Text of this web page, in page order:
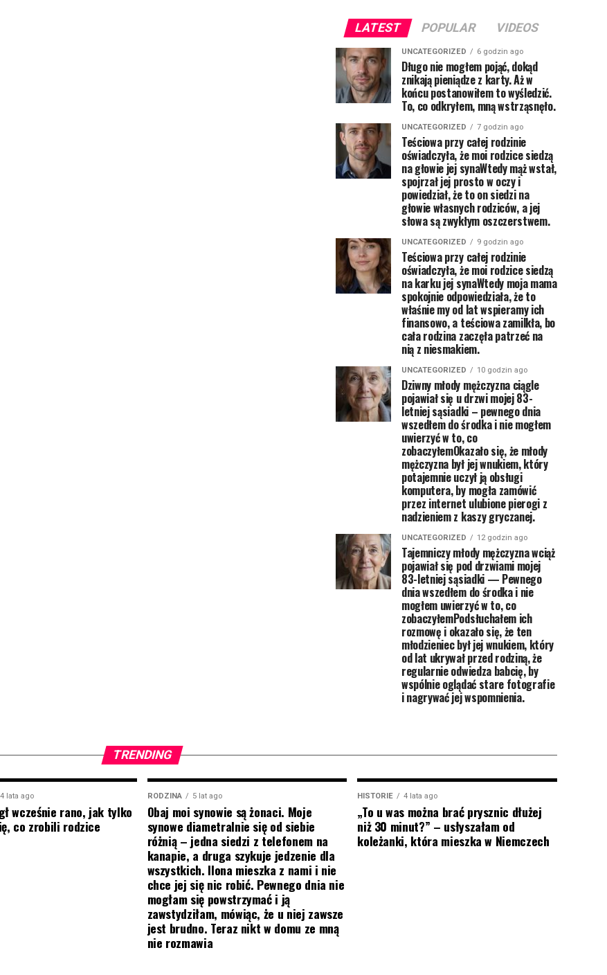
LATEST POPULAR VIDEOS
UNCATEGORIZED 6 godzin ago
Długo nie mogłem pojąć, dokąd
znikają pieniądze z karty. Aż w
końcu postanowiłem to wyśledzić.
To, co odkryłem, mną wstrząsnęło.
UNCATEGORIZED 7 godzin ago
Teściowa przy całej rodzinie
oświadczyła, że moi rodzice siedzą
na głowie jej synaWtedy mąż wstał,
spojrzał jej prosto w oczy i
powiedział, że to on siedzi na
głowie własnych rodziców, a jej
słowa są zwykłym oszczerstwem.
UNCATEGORIZED 9 godzin ago
Teściowa przy całej rodzinie
oświadczyła, że moi rodzice siedzą
na karku jej synaWtedy moja mama
spokojnie odpowiedziała, że to
właśnie my od lat wspieramy ich
finansowo, a teściowa zamilkła, bo
cała rodzina zaczęła patrzeć na
nią z niesmakiem.
UNCATEGORIZED 10 godzin ago
Dziwny młody mężczyzna ciągle
pojawiał się u drzwi mojej 83-
letniej sąsiadki – pewnego dnia
wszedłem do środka i nie mogłem
uwierzyć w to, co
zobaczyłemOkazało się, że młody
mężczyzna był jej wnukiem, który
potajemnie uczył ją obsługi
komputera, by mogła zamówić
przez internet ulubione pierogi z
nadzieniem z kaszy gryczanej.
UNCATEGORIZED 12 godzin ago
Tajemniczy młody mężczyzna wciąż
pojawiał się pod drzwiami mojej
83-letniej sąsiadki — Pewnego
dnia wszedłem do środka i nie
mogłem uwierzyć w to, co
zobaczyłemPodsłuchałem ich
rozmowę i okazało się, że ten
młodzieniec był jej wnukiem, który
od lat ukrywał przed rodziną, że
regularnie odwiedza babcię, by
wspólnie oglądać stare fotografie
i nagrywać jej wspomnienia.
TRENDING
4 lata ago
wcześnie rano, jak tylko
co zrobili rodzice
RODZINA 5 lat ago
Obaj moi synowie są żonaci. Moje
synowe diametralnie się od siebie
różnią – jedna siedzi z telefonem na
kanapie, a druga szykuje jedzenie dla
wszystkich. Ilona mieszka z nami i nie
chce jej się nic robić. Pewnego dnia nie
mogłam się powstrzymać i ją
zawstydziłam, mówiąc, że u niej zawsze
jest brudno. Teraz nikt w domu ze mną
nie rozmawia
HISTORIE 4 lata ago
„To u was można brać prysznic dłużej
niż 30 minut?” – usłyszałam od
koleżanki, która mieszka w Niemczech